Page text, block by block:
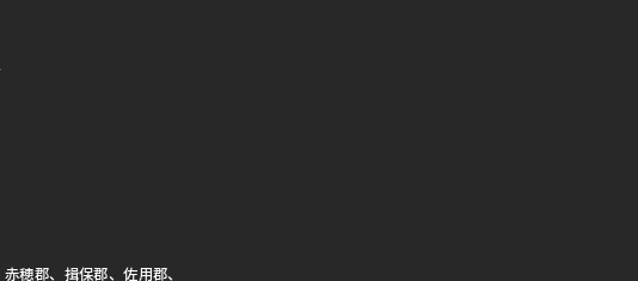
穂郡、揖保郡、佐用郡、